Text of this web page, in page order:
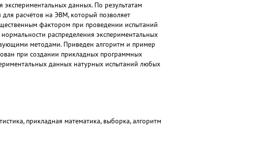
данных. По результатам
расчётов на ЭВМ, который позволяет
фактором при проведении испытаний
распределения экспериментальных
методами. Приведен алгоритм и пример
при создании прикладных программных
данных натурных испытаний любых
прикладная математика, выборка, алгоритм